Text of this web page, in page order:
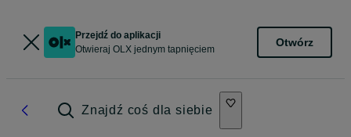
Przejdź do aplikacji
Otwieraj OLX jednym tapnięciem
Otwórz
Znajdź coś dla siebie